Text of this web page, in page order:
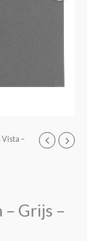
Vista –
Grijs –